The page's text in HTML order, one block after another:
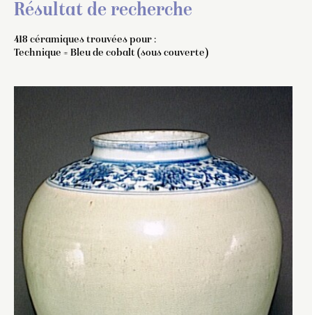
Résultat de recherche
418 céramiques trouvées pour :
Technique = Bleu de cobalt (sous couverte)